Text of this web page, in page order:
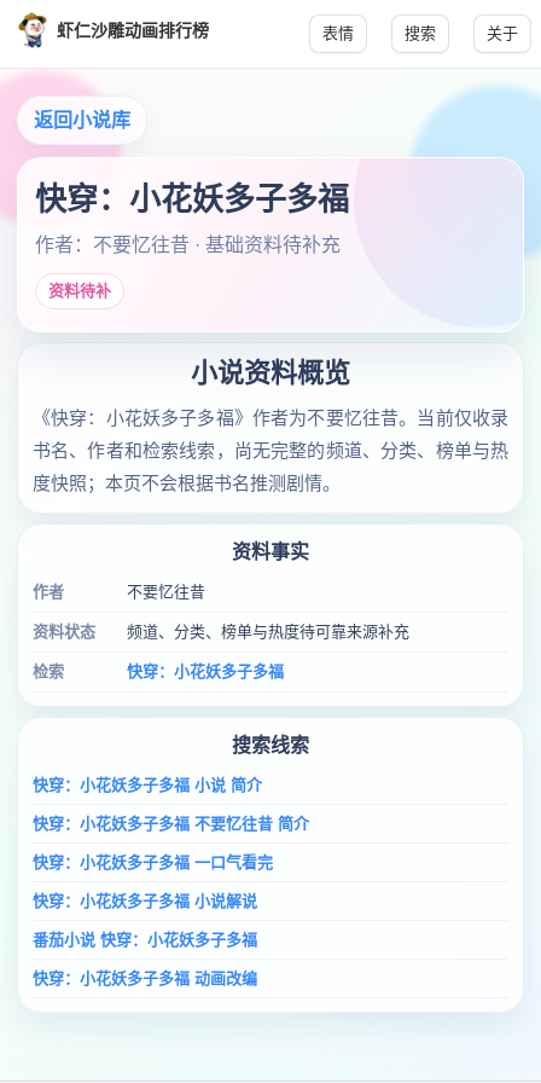
虾仁沙雕动画排行榜 表情 搜索 关于
返回小说库
快穿：小花妖多子多福
作者：不要忆往昔 · 基础资料待补充
资料待补
小说资料概览
《快穿：小花妖多子多福》作者为不要忆往昔。当前仅收录
书名、作者和检索线索，尚无完整的频道、分类、榜单与热
度快照；本页不会根据书名推测剧情。
资料事实
作者 不要忆往昔
资料状态 频道、分类、榜单与热度待可靠来源补充
检索 快穿：小花妖多子多福
搜索线索
快穿：小花妖多子多福 小说 简介
快穿：小花妖多子多福 不要忆往昔 简介
快穿：小花妖多子多福 一口气看完
快穿：小花妖多子多福 小说解说
番茄小说 快穿：小花妖多子多福
快穿：小花妖多子多福 动画改编